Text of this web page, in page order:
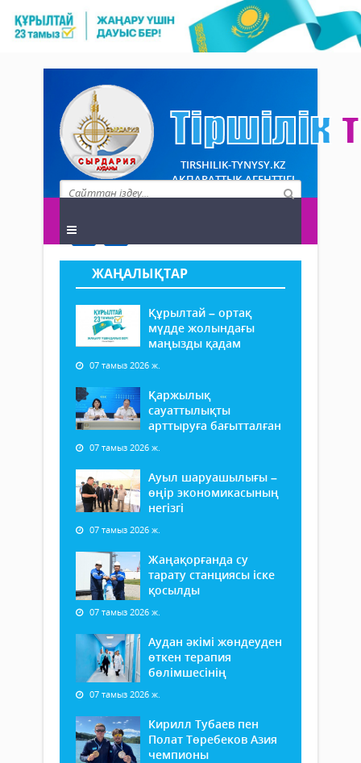
TIRSHILIK-TYNYSY.KZ
АҚПАРАТТЫҚ АГЕНТТІГІ
ЖАҢАЛЫҚТАР
Құрылтай – ортақ
мүдде жолындағы
маңызды қадам
07 тамыз 2026 ж.
Қаржылық
сауаттылықты
арттыруға бағытталған
07 тамыз 2026 ж.
Ауыл шаруашылығы –
өңір экономикасының
негізгі
07 тамыз 2026 ж.
Жаңақорғанда су
тарату станциясы іске
қосылды
07 тамыз 2026 ж.
Аудан әкімі жөндеуден
өткен терапия
бөлімшесінің
07 тамыз 2026 ж.
Кирилл Тубаев пен
Полат Төребеков Азия
чемпионы